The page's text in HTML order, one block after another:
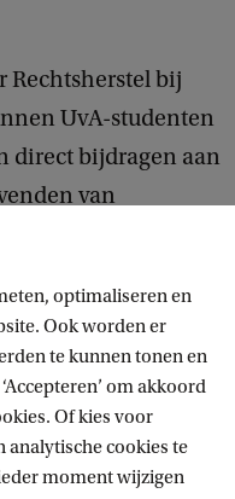
Rechtsherstel bij
UvA-studenten
direct bijdragen aan
van
krijgen
die,
een grote
niet alleen de
juristen, maar
optimaliseren en
Ook worden er
te kunnen tonen en
om akkoord
Of kies voor
analytische cookies te
moment wijzigen